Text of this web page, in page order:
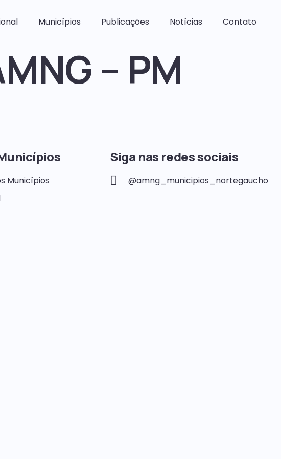
Municípios Publicações Notícias Contato
– PM
Municípios
Siga nas redes sociais
@amng_municipios_nortegaucho